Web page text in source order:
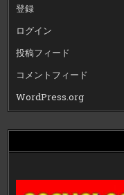
登録
ログイン
投稿フィード
コメントフィード
WordPress.org